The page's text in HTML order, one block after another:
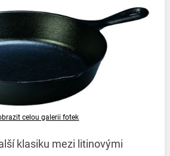
celou galerii fotek
klasiku mezi litinovými